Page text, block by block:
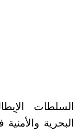
السلطات
البحرية